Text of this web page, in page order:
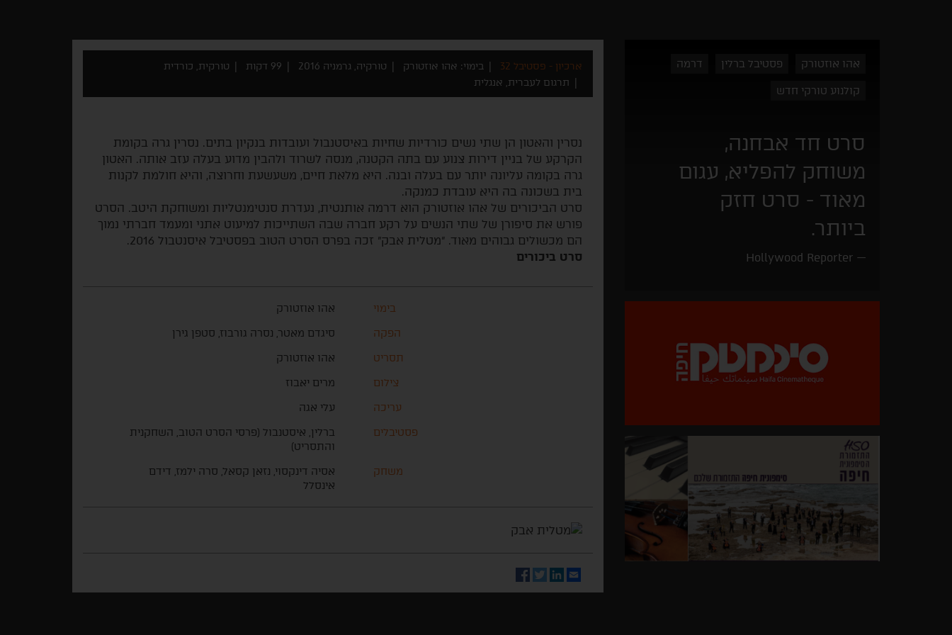
אהו אוזטורק פסטיבל ברלין דרמה
קולנוע טורקי חדש
סרט חד אבחנה,
משוחק להפליא, עגום
מאוד - סרט חזק
ביותר.
Hollywood Reporter
ארכיון - פסטיבל 32 בימוי: אהו אוזטורק טורקיה, גרמניה 2016 99 דקות
טורקית, כורדית
תרגום לעברית, אנגלית
נסרין והאטון הן שתי נשים כורדיות שחיות באיסטנבול ועובדות בנקיון בתים. נסרין גרה בקומת
הקרקע של בניין דירות צנוע עם בתה הקטנה, מנסה לשרוד ולהבין מדוע בעלה עזב אותה. האטון
גרה בקומה עליונה יותר עם בעלה ובנה. היא מלאת חיים, משעשעת וחרוצה, והיא חולמת לקנות
בית בשכונה בה היא עובדת כמנקה.
סרט הביכורים של אהו אוזטורק הוא דרמה אותנטית, נעדרת סנטימנטליות ומשוחקת היטב. הסרט
פורש את סיפורן של שתי הנשים על רקע חברה שבה השתייכות למיעוט אתני ומעמד חברתי נמוך
הם מכשולים גבוהים מאוד. "מטלית אבק" זכה בפרס הסרט הטוב בפסטיבל איסנטבול 2016.
סרט ביכורים
בימוי
אהו אוזטורק
הפקה
סיגדם מאטר, נסרה גורבוז, סטפן גירן
תסריט
אהו אוזטורק
צילום
מרים יאבוז
עריכה
עלי אגה
פסטיבלים
ברלין, איסטנבול (פרסי הסרט הטוב, השחקנית
והתסריט)
משחק
אסיה דינקסוי, נזאן קסאל, סרה ילמז, דידם
אינסלל
Email
LinkedIn
Twitter
Facebook